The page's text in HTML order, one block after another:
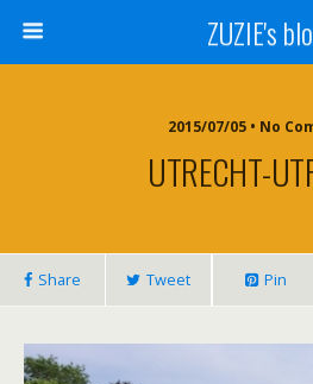
ZUZIE's
2015/07/05 • No
UTRECHT-
Share Tweet Pin